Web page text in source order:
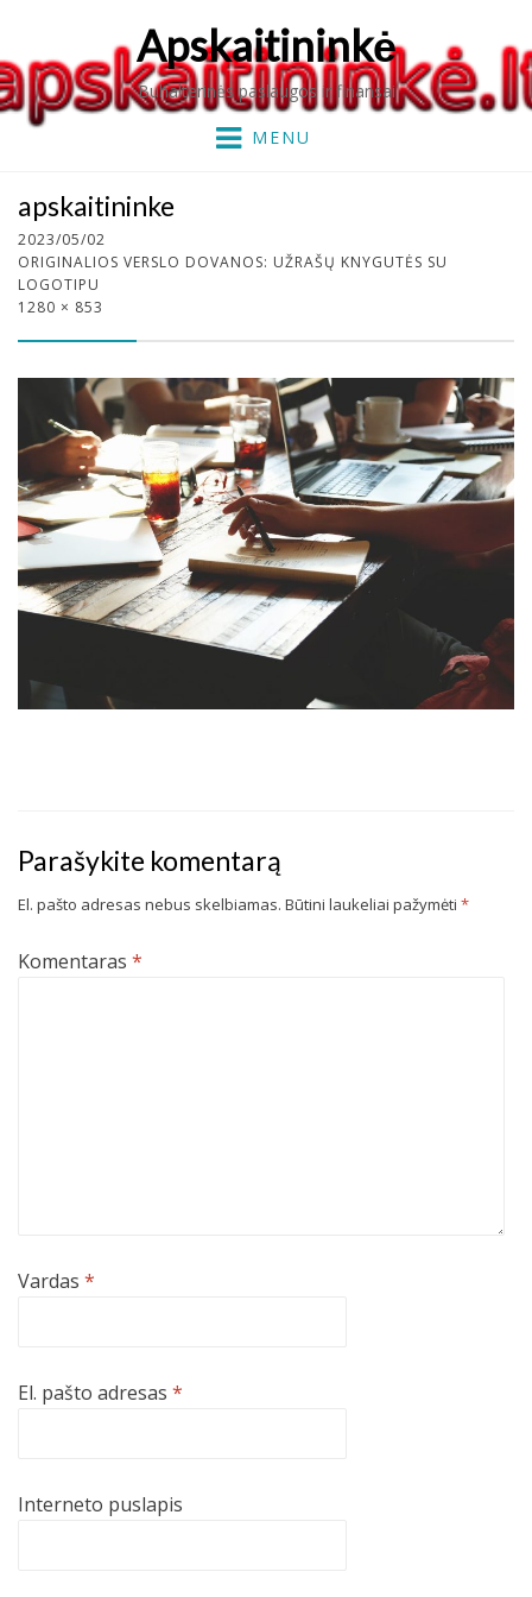
Apskaitininkė
Buhalterinės paslaugos ir finansai
MENU
apskaitininke
2023/05/02
ORIGINALIOS VERSLO DOVANOS: UŽRAŠŲ KNYGUTĖS SU
LOGOTIPU
1280 × 853
Parašykite komentarą
El. pašto adresas nebus skelbiamas. Būtini laukeliai pažymėti *
Komentaras *
Vardas *
El. pašto adresas *
Interneto puslapis